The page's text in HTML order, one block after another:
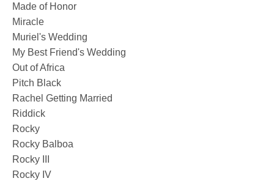
Made of Honor
Miracle
Muriel's Wedding
My Best Friend's Wedding
Out of Africa
Pitch Black
Rachel Getting Married
Riddick
Rocky
Rocky Balboa
Rocky III
Rocky IV